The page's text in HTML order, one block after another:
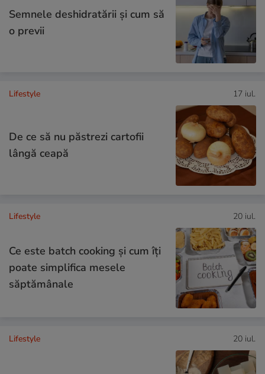
Semnele deshidratării și cum să
o previi
Lifestyle 17 iul.
De ce să nu păstrezi cartofii
lângă ceapă
Lifestyle 20 iul.
Ce este batch cooking și cum îți
poate simplifica mesele
săptămânale
Lifestyle 20 iul.